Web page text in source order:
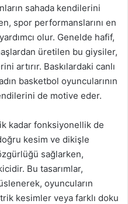
sahada kendilerini
spor performanslarını en
olur. Genelde hafif,
üretilen bu giysiler,
artırır. Baskılardaki canlı
basketbol oyuncularının
de motive eder.
kadar fonksiyonellik de
kesim ve dikişle
sağlarken,
Bu tasarımlar,
oyuncuların
kesimler veya farklı doku